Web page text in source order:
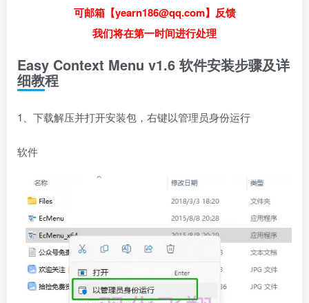
可邮箱【yearn186@qq.com】反馈
我们将在第一时间进行处理
Easy Context Menu v1.6 软件安装步骤及详
细教程
1、下载解压并打开安装包，右键以管理员身份运行
软件